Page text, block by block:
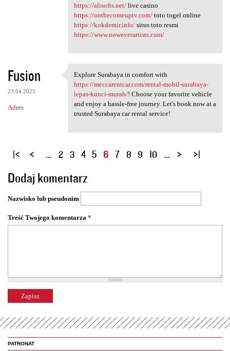
https://alisofts.net/live casino
https://onthecomeuptv.com/toto togel online
https://kokdemir.info/situs toto resmi
https://www.noweverartists.com/
Fusion
23.04.2025
Adres
Explore Surabaya in comfort
Explore Surabaya in comfort with
https://meccarentcar.com/rental-mobil-surabaya-
lepas-kunci-murah/! Choose your favorite vehicle
and enjoy a hassle-free journey. Let's book now at a
trusted Surabaya car rental service!
S
r
o
n
y
… 2 3 4 5 6 7 8 9 10 …
Dodaj komentarz
Nazwisko lub pseudonim
Treść Twojego komentarza *
PATRONAT